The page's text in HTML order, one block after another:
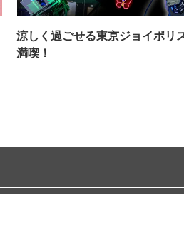
涼しく過ごせる東京ジョイポリ
満喫！